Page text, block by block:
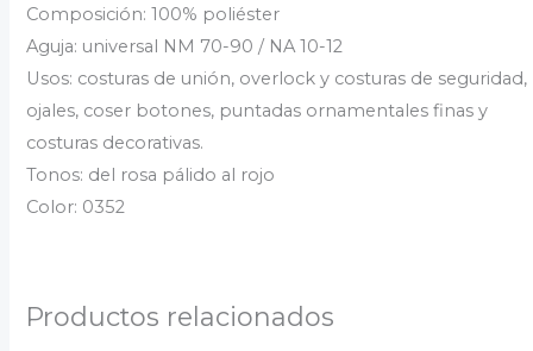
Composición: 100% poliéster
Aguja: universal NM 70-90 / NA 10-12
Usos: costuras de unión, overlock y costuras de seguridad,
ojales, coser botones, puntadas ornamentales finas y
costuras decorativas.
Tonos: del rosa pálido al rojo
Color: 0352
Productos relacionados